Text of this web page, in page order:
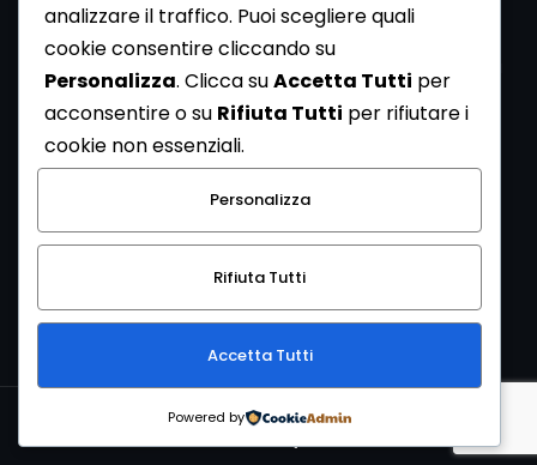
Newsletter
Se vuoi ricevere la Rivista gratuita di archeologia realizzata
dalla Redazione di ArcheoMedia iscriviti alla nostra
Newsletter [Clicca Qui]
Con l'invio del messaggio l'utente dichiara di aver letto
l’informativa sulla privacy e di acconsentire al trattamento
dei propri dati personali.
Copyright © 1999-2026Mediares S.c.PI 07341730013 - [
analizzare il traffico. Puoi scegliere quali
cookie consentire cliccando su
Personalizza. Clicca suAccetta Tutti per
acconsentire o su Rifiuta Tutti per rifiutare i
cookie non essenziali.
Personalizza
Rifiuta Tutti
Accetta Tutti
Powered by